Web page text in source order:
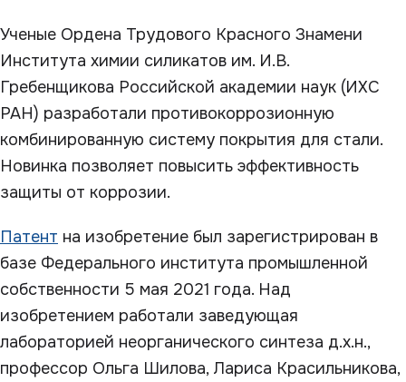
Ученые Ордена Трудового Красного Знамени
Института химии силикатов им. И.В.
Гребенщикова Российской академии наук (ИХС
РАН) разработали противокоррозионную
комбинированную систему покрытия для стали.
Новинка позволяет повысить эффективность
защиты от коррозии.
Патент на изобретение был зарегистрирован в
базе Федерального института промышленной
собственности 5 мая 2021 года. Над
изобретением работали заведующая
лабораторией неорганического синтеза д.х.н.,
профессор Ольга Шилова, Лариса Красильникова,